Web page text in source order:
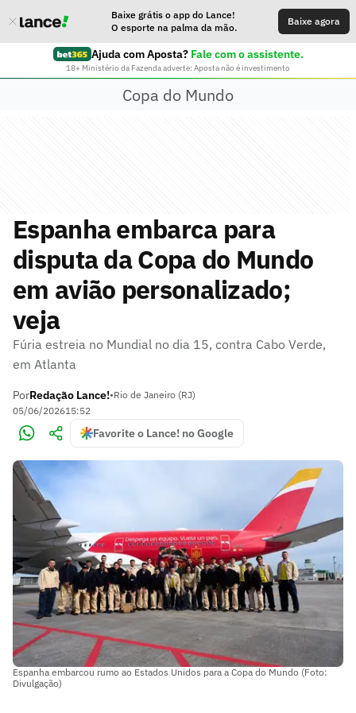
Baixe grátis o app do Lance!
O esporte na palma da mão.
Baixe agora
Ajuda com Aposta? Fale com o assistente.
18+ Ministério da Fazenda adverte: Aposta não é investimento
Copa do Mundo
Espanha embarca para
disputa da Copa do Mundo
em avião personalizado;
veja
Fúria estreia no Mundial no dia 15, contra Cabo Verde,
em Atlanta
PorRedação Lance!•Rio de Janeiro (RJ)
05/06/202615:52
Favorite o Lance! no Google
Espanha embarcou rumo ao Estados Unidos para a Copa do Mundo (Foto:
Divulgação)